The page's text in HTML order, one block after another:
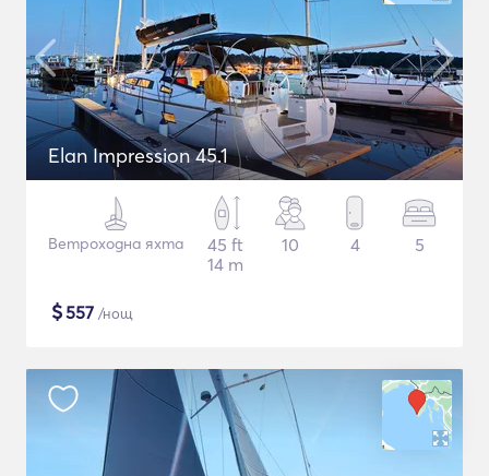
Elan Impression 45.1
Ветроходна яхта
45 ft
14 m
10 4 5
$557 /нощ